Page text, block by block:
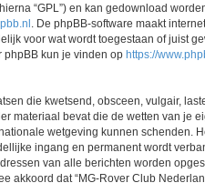
“GPL”) en kan gedownload
. De phpBB-software maakt
voor wat wordt toegestaan of juist
phpBB kun je vinden op https://
die kwetsend, obsceen, vulgair,
materiaal bevat die de wetten van je
wetgeving kunnen schenden.
ingang en permanent wordt
van alle berichten worden
akkoord dat “MG-Rover Club